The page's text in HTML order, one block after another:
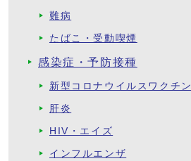
難病
たばこ・受動喫煙
感染症・予防接種
新型コロナウイルスワクチン
肝炎
HIV・エイズ
インフルエンザ